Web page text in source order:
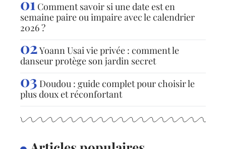
Comment savoir si une date est en
semaine paire ou impaire avec le calendrier
2026 ?
Yoann Usai vie privée : comment le
danseur protège son jardin secret
Doudou : guide complet pour choisir le
plus doux et réconfortant